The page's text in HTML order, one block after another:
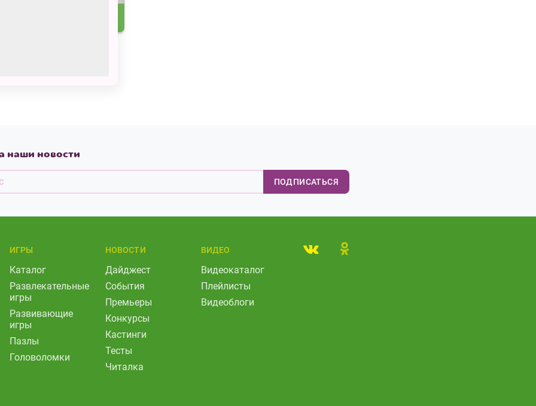
наши новости
ПОДПИСАТЬСЯ
ИГРЫ
Каталог
Развлекательные
игры
Развивающие
игры
Пазлы
Головоломки
НОВОСТИ
Дайджест
События
Премьеры
Конкурсы
Кастинги
Тесты
Читалка
ВИДЕО
Видеокаталог
Плейлисты
Видеоблоги